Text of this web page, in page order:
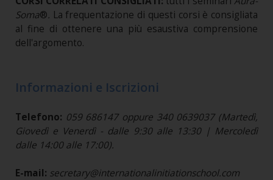
Soma®. La frequentazione di questi corsi è consigliata
al fine di ottenere una più esaustiva comprensione
dell'argomento.
Informazioni e Iscrizioni
Telefono: 059 686147 oppure 340 0639037 (Martedì,
Giovedì e Venerdì - dalle 9:30 alle 13:30 | Mercoledì
dalle 14:00 alle 17:00).
E-mail: secretary@internationalinitiationschool.com